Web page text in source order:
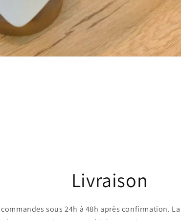
Livraison
sous 24h à 48h après confirmation.